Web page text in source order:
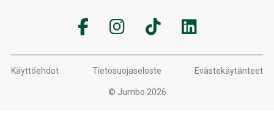
© Jumbo 2026
Käyttöehdot Tietosuojaseloste Evästekäytänteet